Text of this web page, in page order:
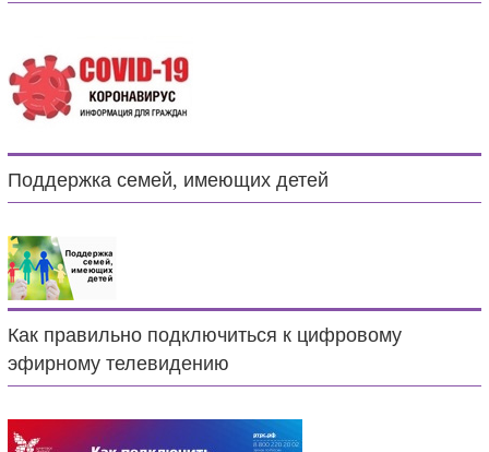
Поддержка семей, имеющих детей
Как правильно подключиться к цифровому
эфирному телевидению